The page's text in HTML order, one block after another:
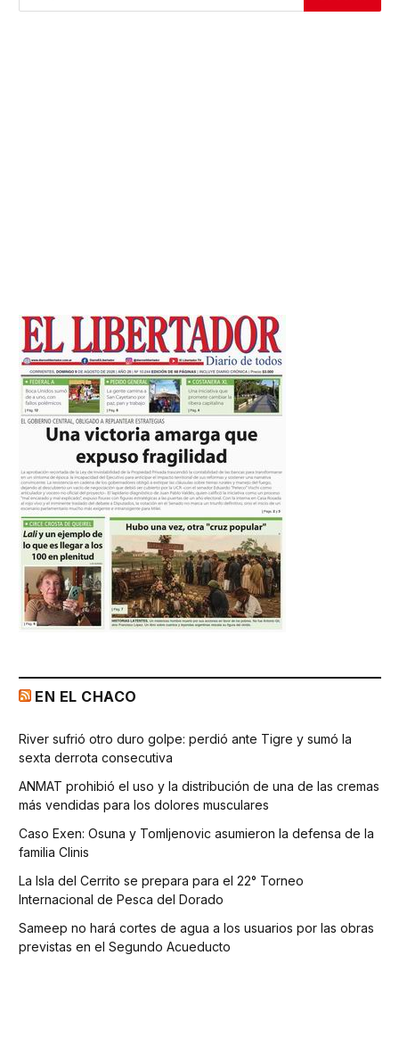
EN EL CHACO
River sufrió otro duro golpe: perdió ante Tigre y sumó la
sexta derrota consecutiva
ANMAT prohibió el uso y la distribución de una de las cremas
más vendidas para los dolores musculares
Caso Exen: Osuna y Tomljenovic asumieron la defensa de la
familia Clinis
La Isla del Cerrito se prepara para el 22° Torneo
Internacional de Pesca del Dorado
Sameep no hará cortes de agua a los usuarios por las obras
previstas en el Segundo Acueducto